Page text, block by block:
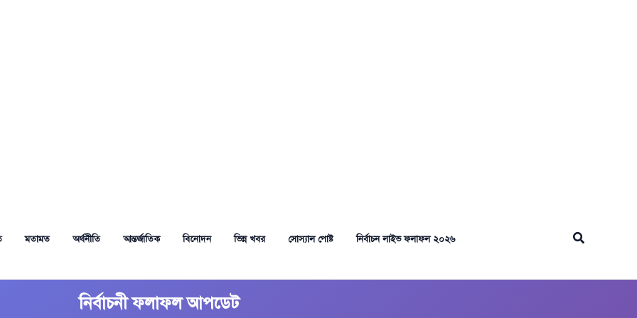
মতামত অর্থনীতি আন্তর্জাতিক বিনোদন ভিন্ন খবর সোস্যাল পোষ্ট নির্বাচন লাইভ ফলাফল ২০২৬ Search
নির্বাচনী ফলাফল আপডেট